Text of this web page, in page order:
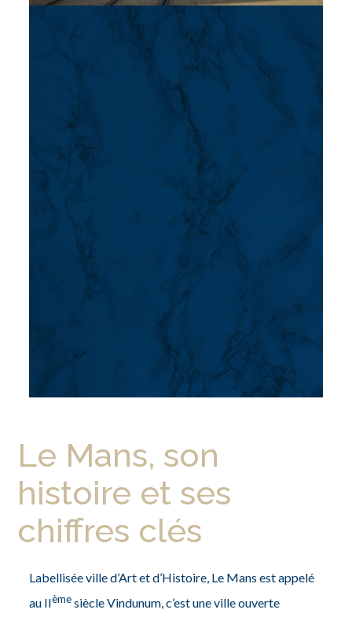
Le Mans, son
histoire et ses
chiffres clés
Labellisée ville d’Art et d’Histoire, Le Mans est appelé
au IIèmesiècle Vindunum, c’est une ville ouverte